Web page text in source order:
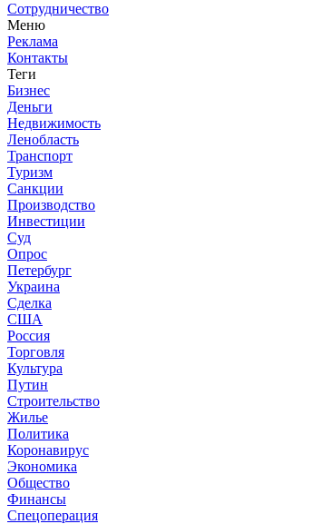
Сотрудничество
Меню
Реклама
Контакты
Теги
Бизнес
Деньги
Недвижимость
Ленобласть
Транспорт
Туризм
Санкции
Производство
Инвестиции
Суд
Опрос
Петербург
Украина
Сделка
США
Россия
Торговля
Культура
Путин
Строительство
Жилье
Политика
Коронавирус
Экономика
Общество
Финансы
Спецоперация